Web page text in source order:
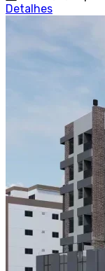
Detalhes